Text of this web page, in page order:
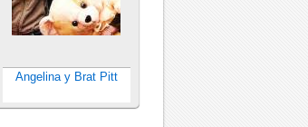
Angelina y Brat Pitt